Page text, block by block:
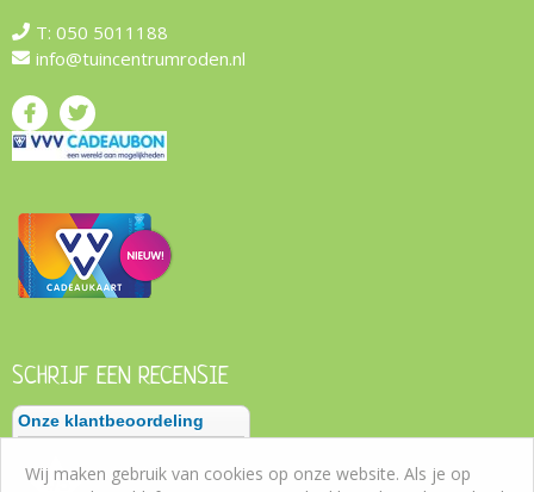
T: 050 5011188
info@tuincentrumroden.nl
SCHRIJF EEN RECENSIE
Wij maken gebruik van cookies op onze website. Als je op